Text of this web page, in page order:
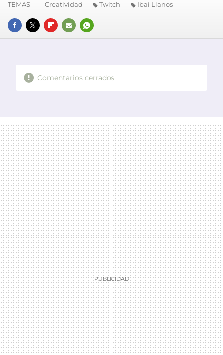
FACEBOOK
TWITTERFLIPBOARD
E-
WHATSAPP
TEMAS Creatividad Twitch Ibai Llanos
Comentarios cerrados